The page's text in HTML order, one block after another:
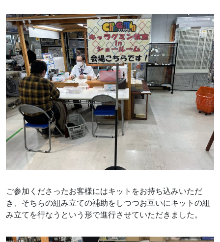
ご参加くださったお客様にはキットをお持ち込みいただ
き、そちらの組み立ての補助をしつつお互いにキットの組
み立てを行なうという形で進行させていただきました。